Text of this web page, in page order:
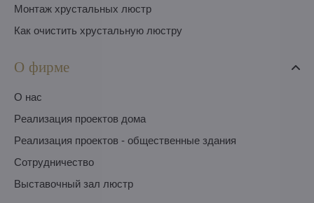
Монтаж хрустальных люстр
Как очистить хрустальную люстру
О фирме
O нас
Pеализация проектов дома
Pеализация проектов - общественные здания
Сотрудничество
Выставочный зал люстр